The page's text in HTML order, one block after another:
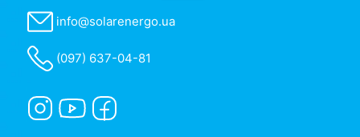
info@solarenergo.ua
(097) 637-04-81